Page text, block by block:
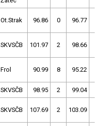
Ot.Strak 96.86 0 96.77
SKVSČB 101.97 2 98.66
Frol 90.99 8 95.22
SKVSČB 98.95 2 99.04
SKVSČB 107.69 2 103.09